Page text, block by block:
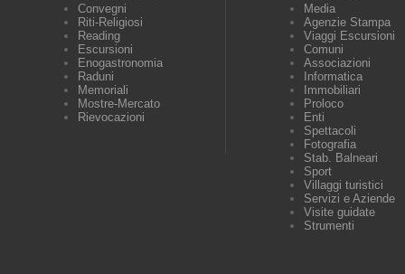
Convegni
Riti-Religiosi
Reading
Escursioni
Enogastronomia
Raduni
Memoriali
Mostre-Mercato
Rievocazioni
Media
Agenzie Stampa
Viaggi Escursioni
Comuni
Associazioni
Informatica
Immobiliari
Proloco
Enti
Spettacoli
Fotografia
Stab. Balneari
Sport
Villaggi turistici
Servizi e Aziende
Visite guidate
Strumenti